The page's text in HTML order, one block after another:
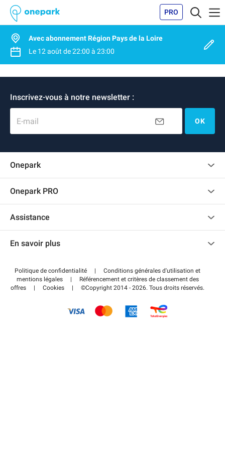
PRO
Avec abonnement Région Pays de la Loire
Le 12 août de22:00 à 23:00
Inscrivez-vous à notre newsletter :
E-mail OK
Onepark
Recrutement
Onepark PRO
Accéder à mon espace partenaire
Assistance
Centre d'aide
Régler votre stationnement FLOW
En savoir plus
Wiki
Guide du stationnement
Politique de confidentialité |
Conditions générales d'utilisation et
mentions légales
|
Référencement et critères de classement des
offres
| Cookies | ©Copyright 2014 - 2026. Tous droits réservés.